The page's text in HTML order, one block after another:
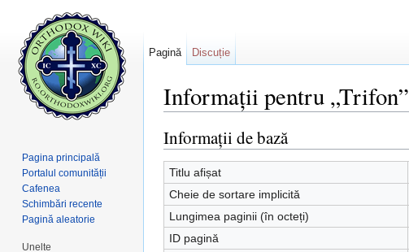
Informații pentru „Trifon”
Informații de bază
Titlu afișat
Cheie de sortare implicită
Lungimea paginii (în octeți)
ID pagină
Pagină Discuție
Pagina principală
Portalul comunității
Cafenea
Schimbări recente
Pagină aleatorie
Unelte